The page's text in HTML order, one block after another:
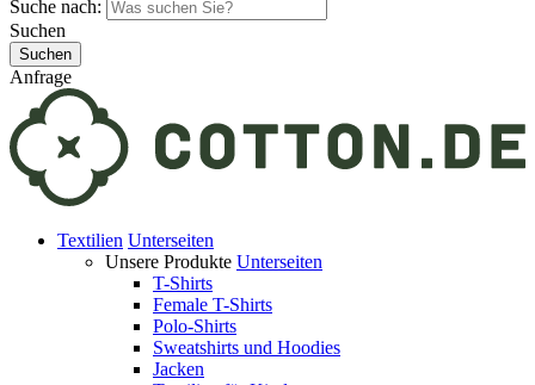
Suche nach:
Suchen
Anfrage
Textilien Unterseiten
Unsere Produkte Unterseiten
T-Shirts
Female T-Shirts
Polo-Shirts
Sweatshirts und Hoodies
Jacken